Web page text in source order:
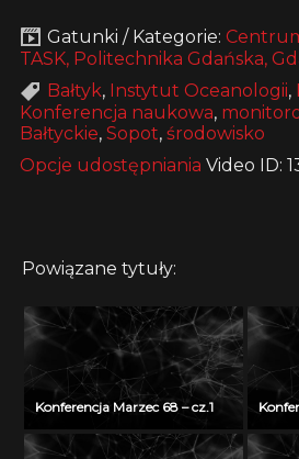
Gatunki / Kategorie:
TASK, Politechnika Gdańska,
Bałtyk, Instytut Oceanologii,
Konferencja naukowa,
Bałtyckie, Sopot, środowisko
Opcje udostępniania Video ID:
Powiązane tytuły:
Konferencja Marzec 68 – cz.1